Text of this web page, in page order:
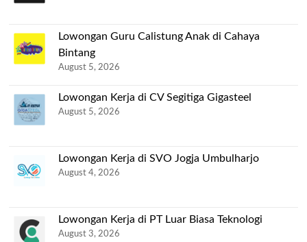
Lowongan Guru Calistung Anak di Cahaya
Bintang
August 5, 2026
Lowongan Kerja di CV Segitiga Gigasteel
August 5, 2026
Lowongan Kerja di SVO Jogja Umbulharjo
August 4, 2026
Lowongan Kerja di PT Luar Biasa Teknologi
August 3, 2026